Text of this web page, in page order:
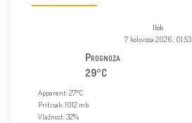
Ilok
7. kolovoza 2026., 01:53
Prognoza
29°C
Apparent: 27°C
Pritisak: 1012 mb
Vlažnost: 32%